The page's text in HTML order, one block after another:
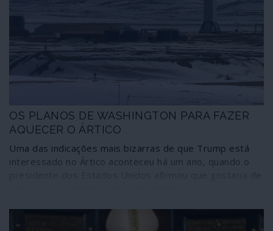
OS PLANOS DE WASHINGTON PARA FAZER
AQUECER O ÁRTICO
Uma das indicações mais bizarras de que Trump está
interessado no Ártico aconteceu há um ano, quando o
aproximadamente a mesma dimensão da Arábia Saudita,
um pouco menor que a da Índia, e alberga uma base do